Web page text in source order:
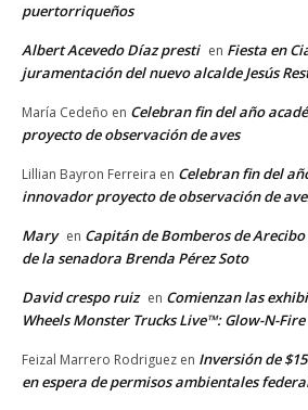
puertorriqueños
Albert Acevedo Díaz presti en Fiesta en
juramentación del nuevo alcalde Jesús
María Cedeño en Celebran fin del año
proyecto de observación de aves
Lillian Bayron Ferreira en Celebran fin del
innovador proyecto de observación de
Mary en Capitán de Bomberos de
de la senadora Brenda Pérez Soto
David crespo ruiz en Comienzan las
Wheels Monster Trucks Live™: Glow-N-Fire
Feizal Marrero Rodriguez en Inversión de
en espera de permisos ambientales